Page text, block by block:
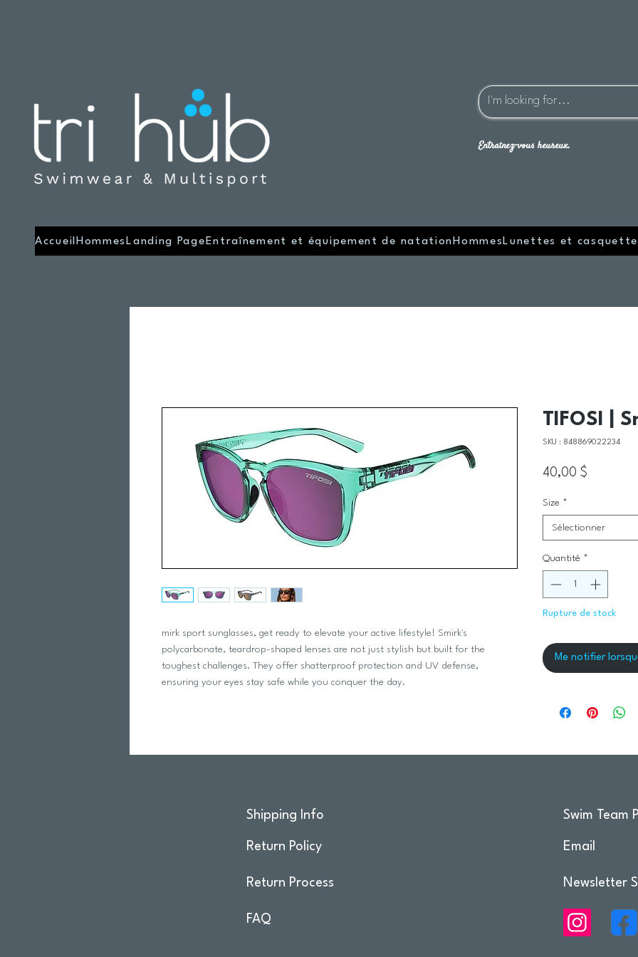
Entraînez-vous heureux.
Accueil Hommes Landing Page Entraînement et équipement de natation Hommes Lunettes et
mirk sport sunglasses, get ready to elevate your active lifestyle! Smirk's
polycarbonate, teardrop-shaped lenses are not just stylish but built for the
toughest challenges. They offer shatterproof protection and UV defense,
ensuring your eyes stay safe while you conquer the day.
TIFOSI |
SKU : 848869022234
40,00 $
Size *
Sélectionner
Quantité *
Rupture de stock
Me notifier
Shipping Info
Return Policy
Return Process
FAQ
Swim Team
Email
Newsletter